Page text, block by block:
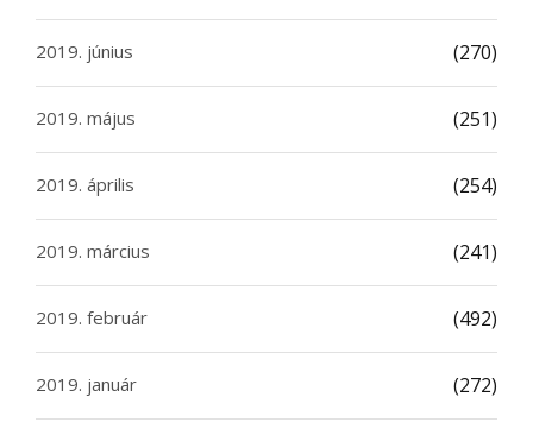
2019. június (270)
2019. május (251)
2019. április (254)
2019. március (241)
2019. február (492)
2019. január (272)